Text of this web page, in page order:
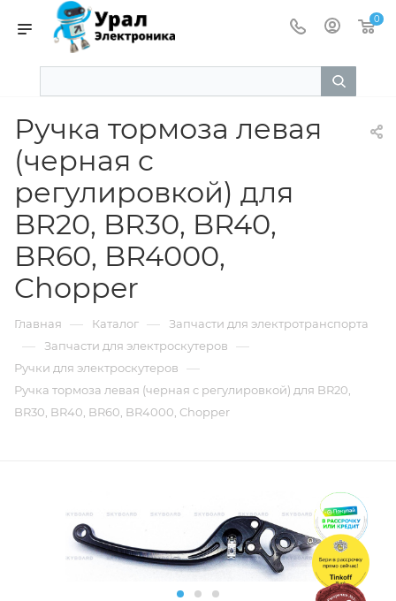
0
Ручка тормоза левая
(черная c
регулировкой) для
BR20, BR30, BR40,
BR60, BR4000,
Chopper
Главная — Каталог — Запчасти для электротранспорта
— Запчасти для электроскутеров —
Ручки для электроскутеров —
Ручка тормоза левая (черная c регулировкой) для BR20,
BR30, BR40, BR60, BR4000, Chopper